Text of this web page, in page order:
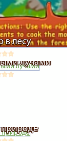
в лесу
лучами